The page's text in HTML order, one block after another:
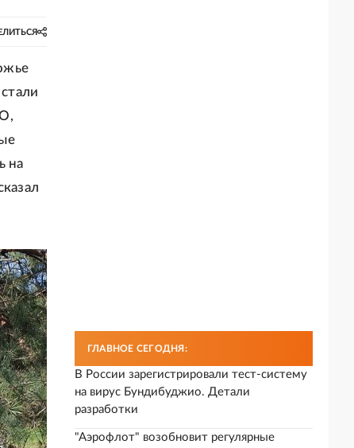
на
ГЛАВНОЕ СЕГОДНЯ:
В России зарегистрировали тест-систему
на вирус Бундибуджио. Детали
разработки
"Аэрофлот" возобновит регулярные